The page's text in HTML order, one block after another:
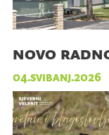
novo
04.svibanj.2026